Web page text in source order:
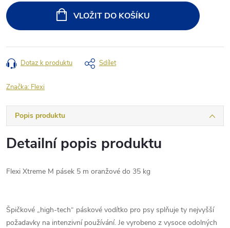
cena:
VLOŽIT DO KOŠÍKU
Dotaz k produktu Sdílet
Značka: Flexi
Popis produktu
Detailní popis produktu
Flexi Xtreme M pásek 5 m oranžové do 35 kg
Špičkové „high-tech“ páskové vodítko pro psy splňuje ty nejvyšší
požadavky na intenzivní používání. Je vyrobeno z vysoce odolných